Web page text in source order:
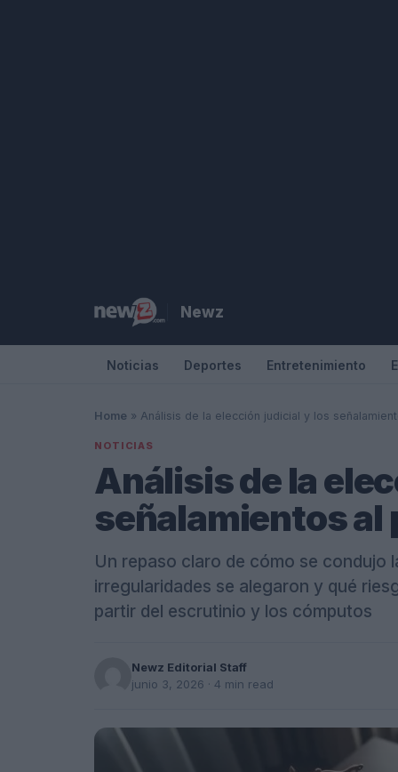
Newz
Noticias Deportes Entretenimiento
Home » Análisis de la elección judicial y los
NOTICIAS
Análisis de la
señalamientos al
Un repaso claro de cómo se condujo
irregularidades se alegaron y qué
partir del escrutinio y los cómputos
Newz Editorial Staff
junio 3, 2026 · 4 min read